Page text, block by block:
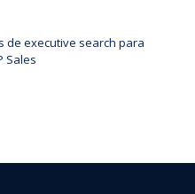
de executive search para
Sales